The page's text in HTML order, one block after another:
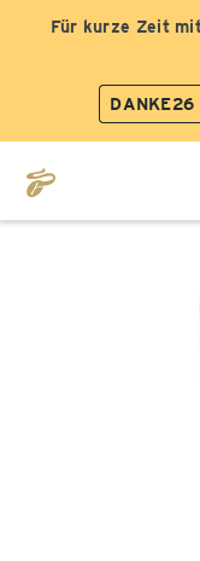
Für kurze Zeit
DANKE26